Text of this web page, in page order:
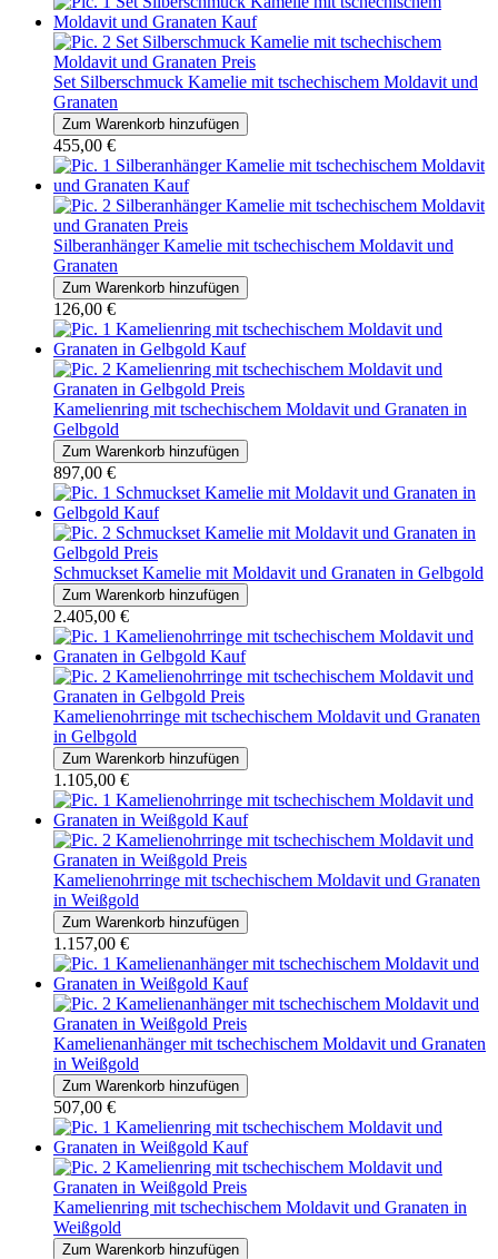
Set Silberschmuck Kamelie mit tschechischem Moldavit und
Granaten
455,00 €
Silberanhänger Kamelie mit tschechischem Moldavit und
Granaten
126,00 €
Kamelienring mit tschechischem Moldavit und Granaten in
Gelbgold
897,00 €
Schmuckset Kamelie mit Moldavit und Granaten in Gelbgold
2.405,00 €
Kamelienohrringe mit tschechischem Moldavit und Granaten
in Gelbgold
1.105,00 €
Kamelienohrringe mit tschechischem Moldavit und Granaten
in Weißgold
1.157,00 €
Kamelienanhänger mit tschechischem Moldavit und Granaten
in Weißgold
507,00 €
Kamelienring mit tschechischem Moldavit und Granaten in
Weißgold